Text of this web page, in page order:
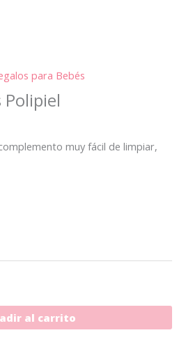
para Bebés
muy fácil de limpiar,
al carrito